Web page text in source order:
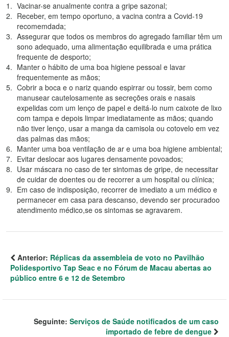
Vacinar-se anualmente contra a gripe sazonal;
Receber, em tempo oportuno, a vacina contra a Covid-19
recomemdada;
Assegurar que todos os membros do agregado familiar têm um
sono adequado, uma alimentação equilibrada e uma prática
frequente de desporto;
Manter o hábito de uma boa higiene pessoal e lavar
frequentemente as mãos;
Cobrir a boca e o nariz quando espirrar ou tossir, bem como
manusear cautelosamente as secreções orais e nasais
expelidas com um lenço de papel e deitá-lo num caixote de lixo
com tampa e depois limpar imediatamente as mãos; quando
não tiver lenço, usar a manga da camisola ou cotovelo em vez
das palmas das mãos;
Manter uma boa ventilação de ar e uma boa higiene ambiental;
Evitar deslocar aos lugares densamente povoados;
Usar máscara no caso de ter sintomas de gripe, de necessitar
de cuidar de doentes ou de recorrer a um hospital ou clínica;
Em caso de indisposição, recorrer de imediato a um médico e
permanecer em casa para descanso, devendo ser procuradoo
atendimento médico,se os sintomas se agravarem.
Anterior: Réplicas da assembleia de voto no Pavilhão
Polidesportivo Tap Seac e no Fórum de Macau abertas ao
público entre 6 e 12 de Setembro
Seguinte: Serviços de Saúde notificados de um caso
importado de febre de dengue